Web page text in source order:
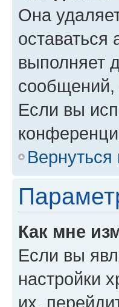
Она
выполняет
сообщений,
Если вы
Вернуться
Как мне
Если вы
настройки
их,